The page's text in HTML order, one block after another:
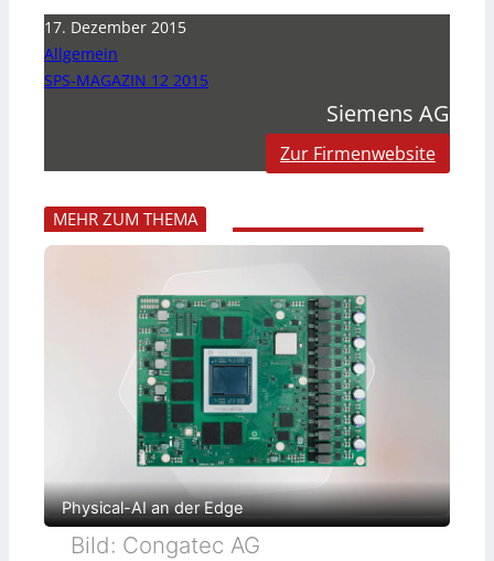
17. Dezember 2015
Allgemein
SPS-MAGAZIN 12 2015
Siemens AG
Zur Firmenwebsite
MEHR ZUM THEMA
Physical-AI an der Edge
Bild: Congatec AG